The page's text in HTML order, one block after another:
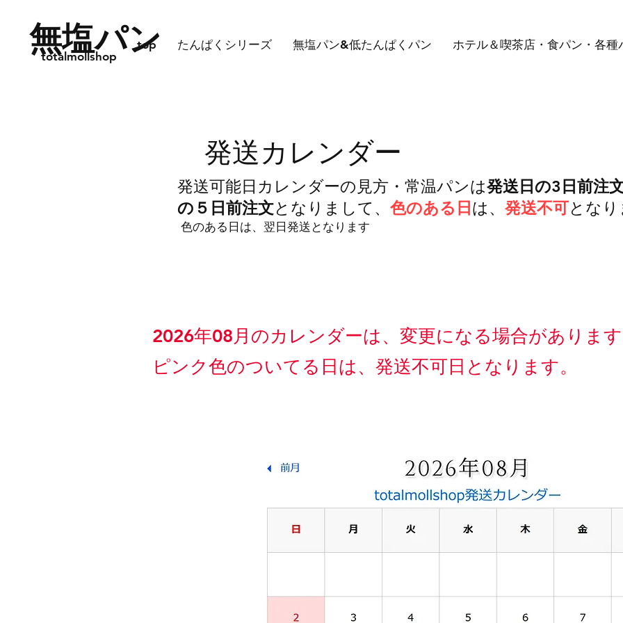
無塩パン
totalmollshop
top たんぱくシリーズ 無塩パン&低たんぱくパン ホテル＆喫茶店・食パン・各種
発送カレンダー
発送可能日カレンダーの見方・常温パンは発送日の3日前注
の５日前注文となりまして、 色のある日 は、 発送不可とな
色のある日は、翌日発送となります
2026年08月のカレンダーは、変更になる場合がありま
​ピンク色のついてる日は、発送不可日となります。